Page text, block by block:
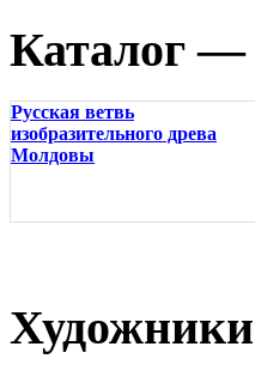
Каталог —
Русская ветвь
изобразительного древа
Молдовы
Художники